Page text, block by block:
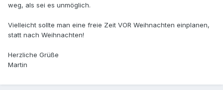
weg, als sei es unmöglich.
Vielleicht sollte man eine freie Zeit VOR Weihnachten einplanen,
statt nach Weihnachten!
Herzliche Grüße
Martin